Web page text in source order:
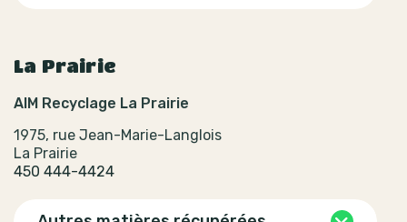
La Prairie
AIM Recyclage La Prairie
1975, rue Jean-Marie-Langlois
La Prairie
450 444-4424